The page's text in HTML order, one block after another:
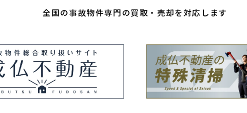
全国の事故物件専門の買取・売却を対応します